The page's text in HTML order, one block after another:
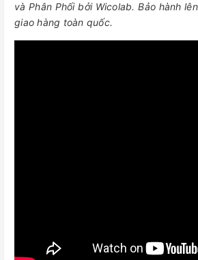
và Phân Phối bởi Wicolab. Bảo hành
giao hàng toàn quốc.